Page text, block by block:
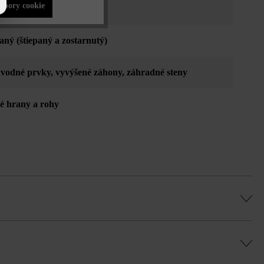
žltá
(štiepaný a zostarnutý)
prvky, vyvýšené záhony, záhradné steny
hrany a rohy
na riadkovú väzbu uveďte pre každú
cookie